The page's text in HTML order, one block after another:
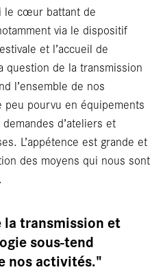
le cœur battant de
via le dispositif
et l’accueil de
question de la transmission
l’ensemble de nos
pourvu en équipements
d’ateliers et
L’appétence est grande et
des moyens qui nous sont
la transmission et
sous‑tend
nos activités."